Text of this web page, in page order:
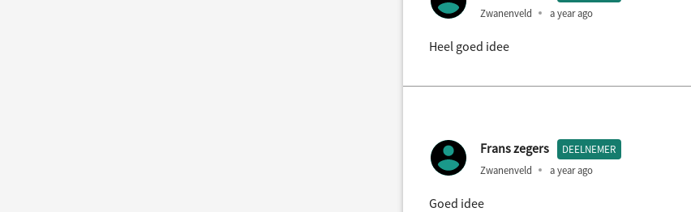
Zwanenveld a year ago
Heel goed idee
Frans zegers DEELNEMER
Zwanenveld a year ago
Goed idee